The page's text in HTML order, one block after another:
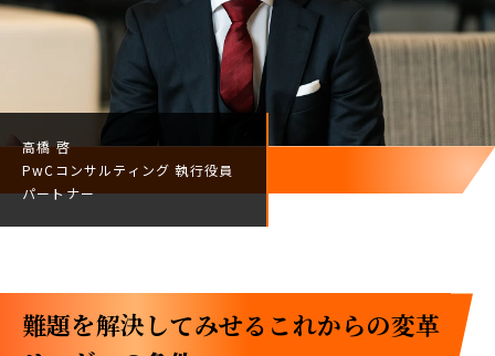
高橋 啓
PwCコンサルティング執行役員
パートナー
難題を解決してみせる――これからの変革